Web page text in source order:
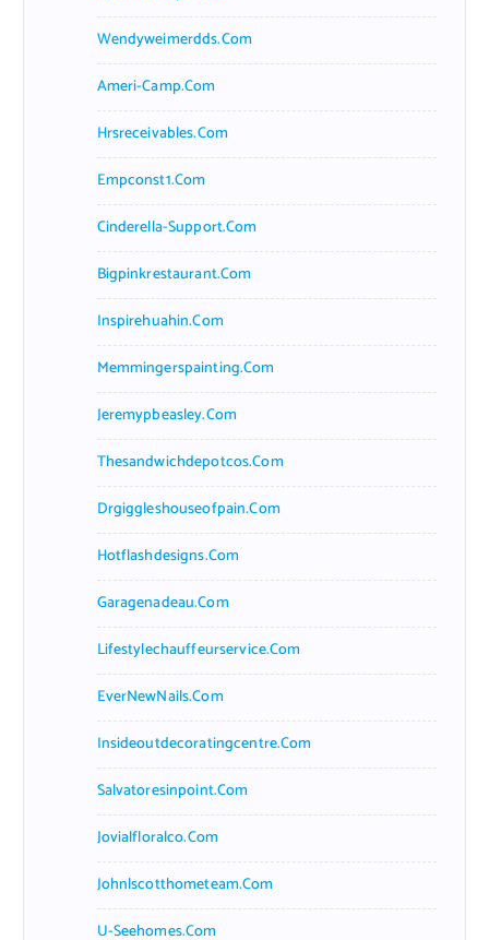
Wendyweimerdds.com
Ameri-Camp.com
Hrsreceivables.com
Empconst1.com
Cinderella-Support.com
Bigpinkrestaurant.com
Inspirehuahin.com
Memmingerspainting.com
Jeremypbeasley.com
Thesandwichdepotcos.com
Drgiggleshouseofpain.com
Hotflashdesigns.com
Garagenadeau.com
Lifestylechauffeurservice.com
EverNewNails.com
Insideoutdecoratingcentre.com
Salvatoresinpoint.com
Jovialfloralco.com
Johnlscotthometeam.com
U-Seehomes.com